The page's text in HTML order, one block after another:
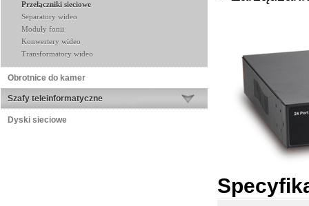
Przełączniki sieciowe
Separatory wideo
Moduły fonii
Konwertery wideo
Transformatory wideo
Obrotnice do kamer
Szafy teleinformatyczne
Dyski sieciowe